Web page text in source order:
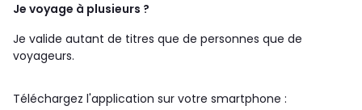
Je voyage à plusieurs ?
Je valide autant de titres que de personnes que de
voyageurs.
Téléchargez l'application sur votre smartphone :